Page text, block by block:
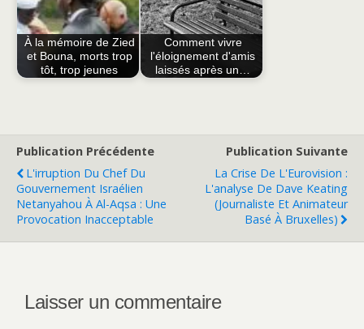
À la mémoire de Zied
et Bouna, morts trop
tôt, trop jeunes
Comment vivre
l'éloignement d'amis
laissés après un…
Publication Précédente
L'irruption Du Chef Du
Gouvernement Israélien
Netanyahou À Al-Aqsa : Une
Provocation Inacceptable
Publication Suivante
La Crise De L'Eurovision :
L'analyse De Dave Keating
(journaliste Et Animateur
Basé À Bruxelles)
Laisser un commentaire